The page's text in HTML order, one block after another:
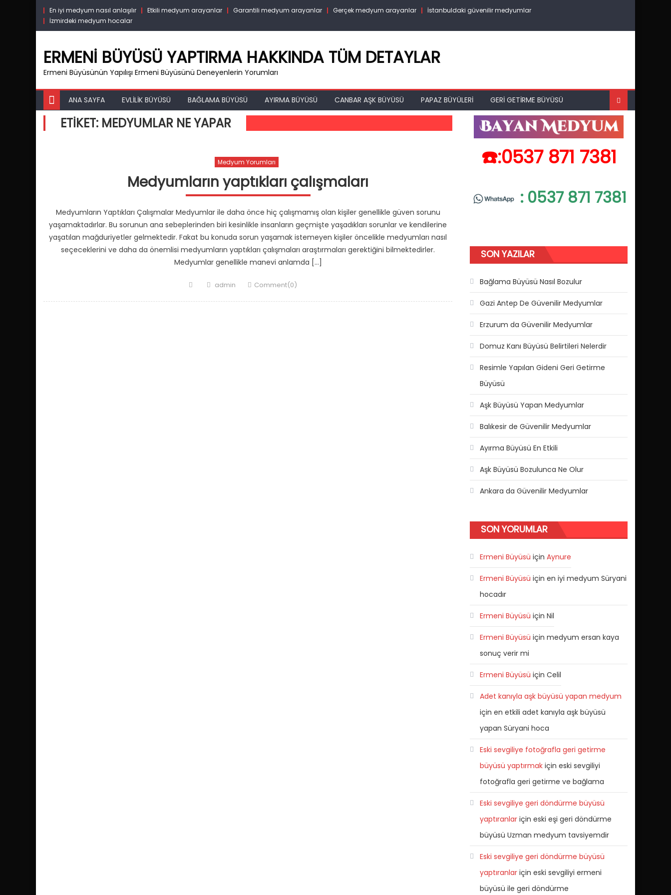
Skip
content
En iyi medyum nasıl anlaşılır Etkili medyum arayanlar Garantili medyum arayanlar Gerçek medyum arayanlar
İstanbuldaki güvenilir medyumlar
İzmirdeki medyum hocalar
ERMENI BÜYÜSÜ YAPTIRMA HAKKINDA TÜM DETAYLAR
Ermeni Büyüsünün Yapılışı Ermeni Büyüsünü Deneyenlerin Yorumları
ANA SAYFA EVLILIK BÜYÜSÜ BAĞLAMA BÜYÜSÜ AYIRMA BÜYÜSÜ CANBAR AŞK BÜYÜSÜ PAPAZ BÜYÜLERI GERI GETIRME BÜYÜSÜ
ETIKET: MEDYUMLAR NE YAPAR
Medyum Yorumları
Medyumların yaptıkları çalışmaları
Medyumların Yaptıkları Çalışmalar Medyumlar ile daha önce hiç çalışmamış olan kişiler genellikle güven sorunu
yaşamaktadırlar. Bu sorunun ana sebeplerinden biri kesinlikle insanların geçmişte yaşadıkları sorunlar ve kendilerine
yaşatılan mağduriyetler gelmektedir. Fakat bu konuda sorun yaşamak istemeyen kişiler öncelikle medyumları nasıl
seçeceklerini ve daha da önemlisi medyumların yaptıkları çalışmaları araştırmaları gerektiğini bilmektedirler.
Medyumlar genellikle manevi anlamda […]
PostedAuthor
admin Comment(0)
☎️:0537 871 7381
: 0537 871 7381
SON YAZILAR
Bağlama Büyüsü Nasıl Bozulur
Gazi Antep De Güvenilir Medyumlar
Erzurum da Güvenilir Medyumlar
Domuz Kanı Büyüsü Belirtileri Nelerdir
Resimle Yapılan Gideni Geri Getirme
Büyüsü
Aşk Büyüsü Yapan Medyumlar
Balıkesir de Güvenilir Medyumlar
Ayırma Büyüsü En Etkili
Aşk Büyüsü Bozulunca Ne Olur
Ankara da Güvenilir Medyumlar
SON YORUMLAR
Ermeni Büyüsü içinAynure
Ermeni Büyüsü içinen iyi medyum Süryani
hocadır
Ermeni Büyüsü içinNil
Ermeni Büyüsü içinmedyum ersan kaya
sonuç verir mi
Ermeni Büyüsü içinCelil
Adet kanıyla aşk büyüsü yapan medyum
içinen etkili adet kanıyla aşk büyüsü
yapan Süryani hoca
Eski sevgiliye fotoğrafla geri getirme
büyüsü yaptırmak içineski sevgiliyi
fotoğrafla geri getirme ve bağlama
Eski sevgiliye geri döndürme büyüsü
yaptıranlar içineski eşi geri döndürme
büyüsü Uzman medyum tavsiyemdir
Eski sevgiliye geri döndürme büyüsü
yaptıranlar içineski sevgiliyi ermeni
büyüsü ile geri döndürme